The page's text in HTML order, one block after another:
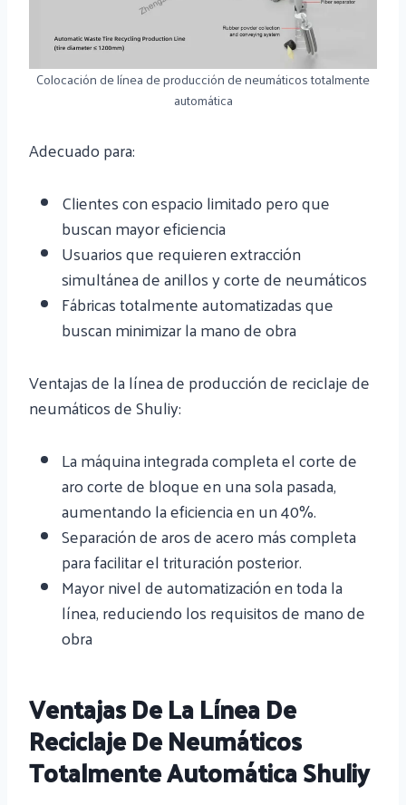
Colocación de línea de producción de neumáticos totalmente
automática
Adecuado para:
Clientes con espacio limitado pero que
buscan mayor eficiencia
Usuarios que requieren extracción
simultánea de anillos y corte de neumáticos
Fábricas totalmente automatizadas que
buscan minimizar la mano de obra
Ventajas de la línea de producción de reciclaje de
neumáticos de Shuliy:
La máquina integrada completa el corte de
aro corte de bloque en una sola pasada,
aumentando la eficiencia en un 40%.
Separación de aros de acero más completa
para facilitar el trituración posterior.
Mayor nivel de automatización en toda la
línea, reduciendo los requisitos de mano de
obra
Ventajas De La Línea De
Reciclaje De Neumáticos
Totalmente Automática Shuliy